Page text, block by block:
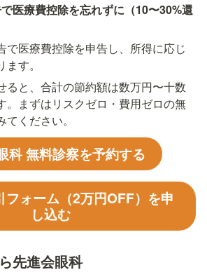
医療費控除を忘れずに（10〜30%還
で医療費控除を申告し、所得に応じ
す。
ると、合計の節約額は数万円〜十数
。まずはリスクゼロ・費用ゼロの無
ください。
科 無料診察を予約する
フォーム（2万円OFF）を申
し込む
先進会眼科